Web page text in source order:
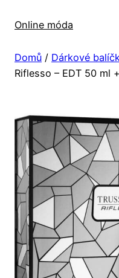
Online móda
Domů / Dárkové
Riflesso – EDT 50 ml